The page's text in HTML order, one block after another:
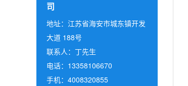
司
地址：江苏省海安市城东镇开发
大道 188号
联系人：丁先生
电话：13358106670
手机：4008320855